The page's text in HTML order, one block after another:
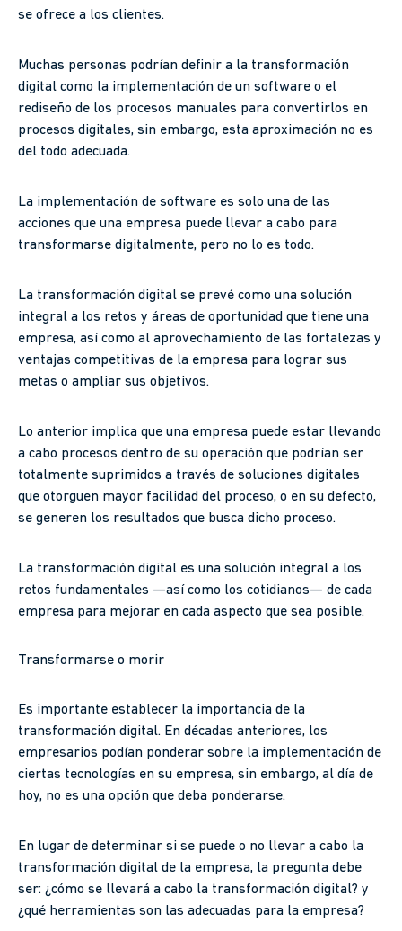
se ofrece a los clientes.
Muchas personas podrían definir a la transformación
digital como la implementación de un software o el
rediseño de los procesos manuales para convertirlos en
procesos digitales, sin embargo, esta aproximación no es
del todo adecuada.
La implementación de software es solo una de las
acciones que una empresa puede llevar a cabo para
transformarse digitalmente, pero no lo es todo.
La transformación digital se prevé como una solución
integral a los retos y áreas de oportunidad que tiene una
empresa, así como al aprovechamiento de las fortalezas y
ventajas competitivas de la empresa para lograr sus
metas o ampliar sus objetivos.
Lo anterior implica que una empresa puede estar llevando
a cabo procesos dentro de su operación que podrían ser
totalmente suprimidos a través de soluciones digitales
que otorguen mayor facilidad del proceso, o en su defecto,
se generen los resultados que busca dicho proceso.
La transformación digital es una solución integral a los
retos fundamentales —así como los cotidianos— de cada
empresa para mejorar en cada aspecto que sea posible.
Transformarse o morir
Es importante establecer la importancia de la
transformación digital. En décadas anteriores, los
empresarios podían ponderar sobre la implementación de
ciertas tecnologías en su empresa, sin embargo, al día de
hoy, no es una opción que deba ponderarse.
En lugar de determinar si se puede o no llevar a cabo la
transformación digital de la empresa, la pregunta debe
ser: ¿cómo se llevará a cabo la transformación digital? y
¿qué herramientas son las adecuadas para la empresa?